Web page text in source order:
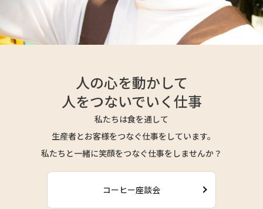
人の心を動かして
人をつないでいく仕事
私たちは食を通して
生産者とお客様をつなぐ仕事をしています。
私たちと一緒に笑顔をつなぐ仕事をしませんか？
コーヒー座談会